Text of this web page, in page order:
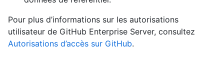
Pour plus d’informations sur les autorisations
utilisateur de GitHub Enterprise Server, consultez
Autorisations d’accès sur GitHub.